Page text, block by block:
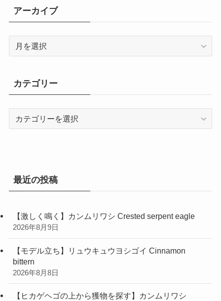
アーカイブ
ブ
カテゴリー
最近の投稿
【激しく鳴く】カンムリワシ Crested serpent eagle
2026年8月9日
【モデル立ち】リュウキュウヨシゴイ Cinnamon
bittern
2026年8月8日
【ヒカゲヘゴの上から獲物を探す】カンムリワシ